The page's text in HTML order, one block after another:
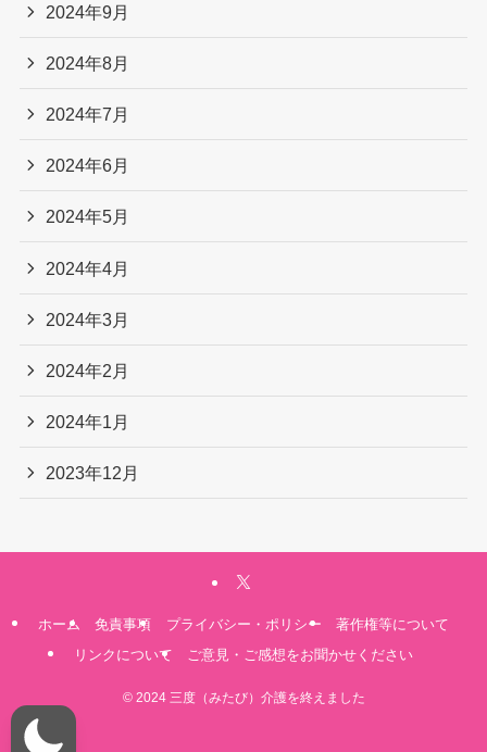
2024年9月
2024年8月
2024年7月
2024年6月
2024年5月
2024年4月
2024年3月
2024年2月
2024年1月
2023年12月
ホーム 免責事項 プライバシー・ポリシー
著作権等について
リンクについて
ご意見・ご感想をお聞かせください
©2024 三度（みたび）介護を終えました